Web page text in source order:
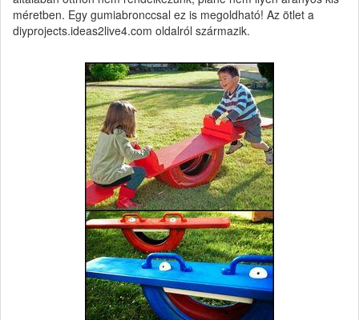
méretben. Egy gumiabronccsal ez is megoldható! Az ötlet a
diyprojects.ideas2live4.com oldalról származik.